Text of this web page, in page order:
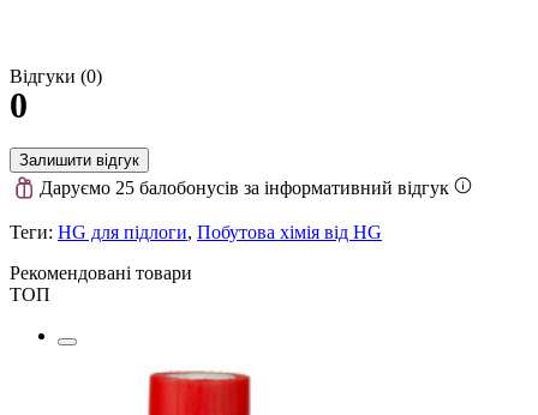
Відгуки (0)
0
Залишити відгук
Даруємо 25 балобонусів за інформативний відгук
Теги: HG для підлоги, Побутова хімія від HG
Рекомендовані товари
ТОП